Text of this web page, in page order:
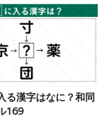
る漢字はなに？和同
169